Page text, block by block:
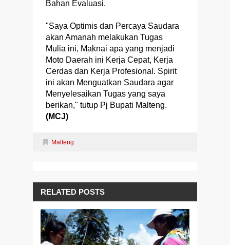
Bahan Evaluasi.
"Saya Optimis dan Percaya Saudara
akan Amanah melakukan Tugas
Mulia ini, Maknai apa yang menjadi
Moto Daerah ini Kerja Cepat, Kerja
Cerdas dan Kerja Profesional. Spirit
ini akan Menguatkan Saudara agar
Menyelesaikan Tugas yang saya
berikan," tutup Pj Bupati Malteng.
(MCJ)
Malteng
RELATED POSTS